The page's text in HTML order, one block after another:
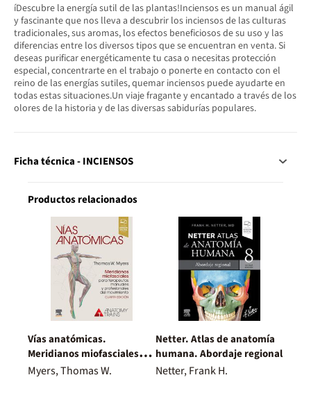
íDescubre la energía sutil de las plantas!Inciensos es un manual ágil
y fascinante que nos lleva a descubrir los inciensos de las culturas
tradicionales, sus aromas, los efectos beneficiosos de su uso y las
diferencias entre los diversos tipos que se encuentran en venta. Si
deseas purificar energéticamente tu casa o necesitas protección
especial, concentrarte en el trabajo o ponerte en contacto con el
reino de las energías sutiles, quemar inciensos puede ayudarte en
todas estas situaciones.Un viaje fragante y encantado a través de los
olores de la historia y de las diversas sabidurías populares.
Ficha técnica - INCIENSOS
Productos relacionados
Vías anatómicas.
Meridianos miofasciales
para terapeutas manuales
Myers, Thomas W.
Netter. Atlas de anatomía
humana. Abordaje regional
Netter, Frank H.